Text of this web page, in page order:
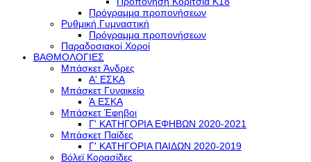
Πρόγραμμα προπονήσεων
Ρυθμική Γυμναστική
Πρόγραμμα προπονήσεων
Παραδοσιακοί Χοροί
ΒΑΘΜΟΛΟΓΙΕΣ
Μπάσκετ Άνδρες
Α' ΕΣΚΑ
Μπάσκετ Γυναικείο
Ά ΕΣΚΑ
Μπάσκετ Έφηβοι
Γ' ΚΑΤΗΓΟΡΙΑ ΕΦΗΒΩΝ 2020-2021
Μπάσκετ Παίδες
Γ' ΚΑΤΗΓΟΡΙΑ ΠΑΙΔΩΝ 2020-2019
Βόλεϊ Κορασίδες